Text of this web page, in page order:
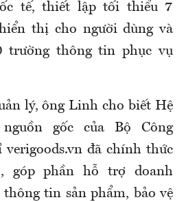
tế, thiết lập tối thiểu 7
thị cho người dùng và
thông tin phục vụ
lý, ông Linh cho biết Hệ
gốc của Bộ Công
đã chính thức
góp phần hỗ trợ doanh
tin sản phẩm, bảo vệ